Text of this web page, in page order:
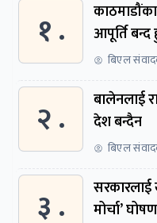
१ .
आपूर्ति बन्द
बिएल
२ .
बालेनलाई
देश बन्दैन
बिएल
३ .
सरकारलाई
मोर्चा’